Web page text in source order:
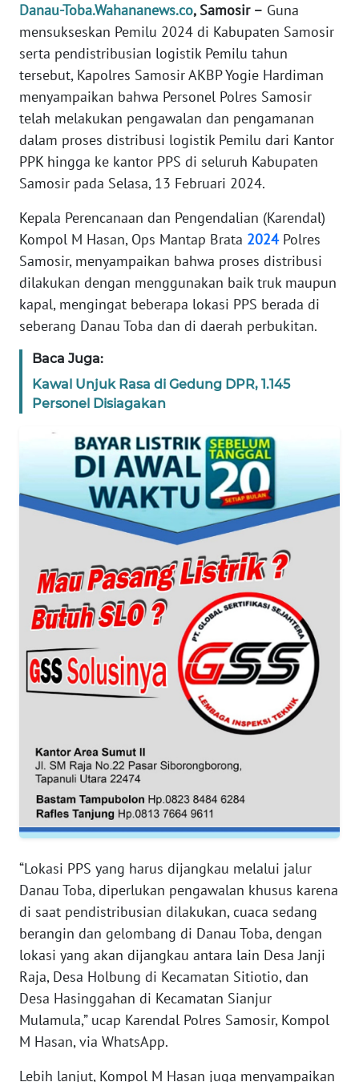
Danau-Toba.Wahananews.co, Samosir – Guna
mensukseskan Pemilu 2024 di Kabupaten Samosir
serta pendistribusian logistik Pemilu tahun
tersebut, Kapolres Samosir AKBP Yogie Hardiman
menyampaikan bahwa Personel Polres Samosir
telah melakukan pengawalan dan pengamanan
dalam proses distribusi logistik Pemilu dari Kantor
PPK hingga ke kantor PPS di seluruh Kabupaten
Samosir pada Selasa, 13 Februari 2024.
Kepala Perencanaan dan Pengendalian (Karendal)
Kompol M Hasan, Ops Mantap Brata 2024Polres
Samosir, menyampaikan bahwa proses distribusi
dilakukan dengan menggunakan baik truk maupun
kapal, mengingat beberapa lokasi PPS berada di
seberang Danau Toba dan di daerah perbukitan.
Baca Juga:
Kawal Unjuk Rasa di Gedung DPR, 1.145
Personel Disiagakan
“Lokasi PPS yang harus dijangkau melalui jalur
Danau Toba, diperlukan pengawalan khusus karena
di saat pendistribusian dilakukan, cuaca sedang
berangin dan gelombang di Danau Toba, dengan
lokasi yang akan dijangkau antara lain Desa Janji
Raja, Desa Holbung di Kecamatan Sitiotio, dan
Desa Hasinggahan di Kecamatan Sianjur
Mulamula,” ucap Karendal Polres Samosir, Kompol
M Hasan, via WhatsApp.
Lebih lanjut, Kompol M Hasan juga menyampaikan
PEDOMAN
SIBER
REDAKSI
KARIR
DISCLAIMER
Wahana
News
Regional
WN
SUMUT
JAKARTA
WN
WN
KEPRI
PAPUA
WN
WN
WN
WN
JAMBI
WN
SULTRA
WN
NTB
WN